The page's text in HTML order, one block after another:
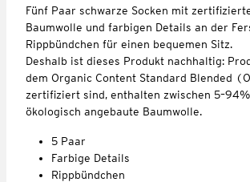
Fünf Paar schwarze Socken mit
Baumwolle und farbigen Details an der
Rippbündchen für einen bequemen Sitz.
Deshalb ist dieses Produkt nachhaltig:
dem Organic Content Standard Blended
zertifiziert sind, enthalten zwischen
ökologisch angebaute Baumwolle.
5 Paar
Farbige Details
Rippbündchen